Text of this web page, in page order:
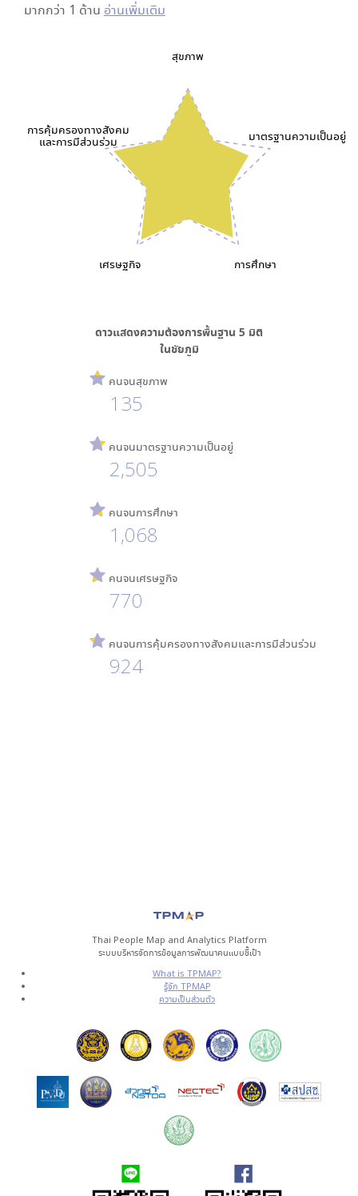
มากกว่า 1 ด้าน อ่านเพิ่มเติม
สุขภาพ
มาตรฐานความเป็นอยู่
การศึกษา
เศรษฐกิจ
การคุ้มครองทางสังคม
และการมีส่วนร่วม
ดาวแสดงความต้องการพื้นฐาน 5 มิติ
ในชัยภูมิ
คนจนสุขภาพ
135
คนจนมาตรฐานความเป็นอยู่
2,505
คนจนการศึกษา
1,068
คนจนเศรษฐกิจ
770
คนจนการคุ้มครองทางสังคมและการมีส่วนร่วม
924
Thai People Map and Analytics Platform
ระบบบริหารจัดการข้อมูลการพัฒนาคนแบบชี้เป้า
What is TPMAP?
รู้จัก TPMAP
ความเป็นส่วนตัว